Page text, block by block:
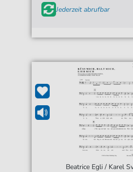
Jederzeit abrufbar
Beatrice Egli / Karel